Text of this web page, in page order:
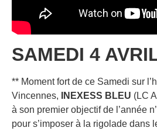
SAMEDI 4
** Moment fort de ce Samedi sur
Vincennes,
INEXESS BLEU (LC
à son premier objectif de l’année
pour s’imposer à la rigolade dans